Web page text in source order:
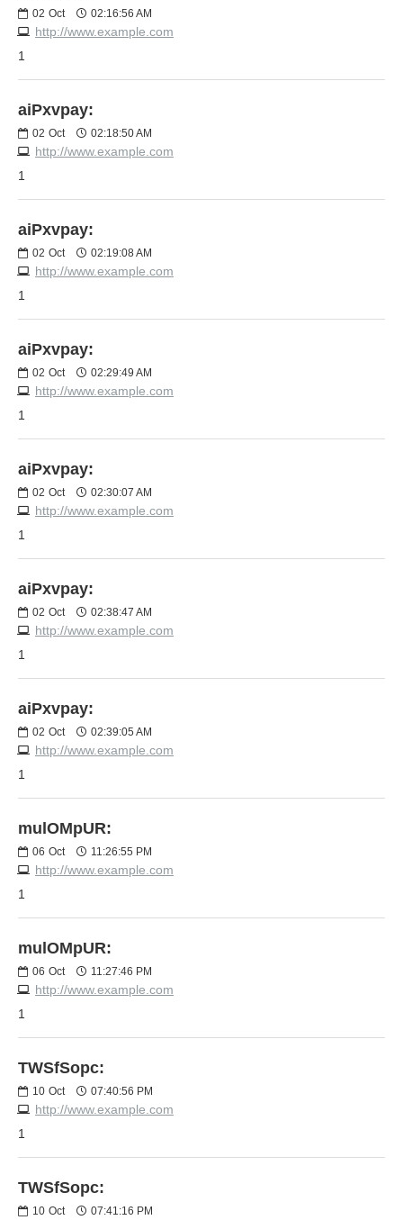
02 Oct 02:16:56 AM
http://www.example.com
1
aiPxvpay:
02 Oct 02:18:50 AM
http://www.example.com
1
aiPxvpay:
02 Oct 02:19:08 AM
http://www.example.com
1
aiPxvpay:
02 Oct 02:29:49 AM
http://www.example.com
1
aiPxvpay:
02 Oct 02:30:07 AM
http://www.example.com
1
aiPxvpay:
02 Oct 02:38:47 AM
http://www.example.com
1
aiPxvpay:
02 Oct 02:39:05 AM
http://www.example.com
1
mulOMpUR:
06 Oct 11:26:55 PM
http://www.example.com
1
mulOMpUR:
06 Oct 11:27:46 PM
http://www.example.com
1
TWSfSopc:
10 Oct 07:40:56 PM
http://www.example.com
1
TWSfSopc:
10 Oct 07:41:16 PM